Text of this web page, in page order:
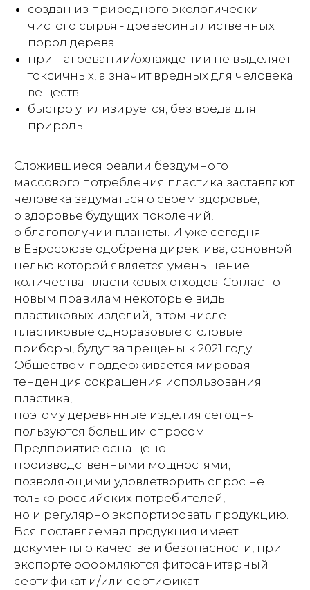
создан из природного экологически
чистого сырья - древесины лиственных
пород дерева
при нагревании/охлаждении не выделяет
токсичных, а значит вредных для человека
веществ
быстро утилизируется, без вреда для
природы
Сложившиеся реалии бездумного
массового потребления пластика заставляют
человека задуматься о своем здоровье,
о здоровье будущих поколений,
о благополучии планеты. И уже сегодня
в Евросоюзе одобрена директива, основной
целью которой является уменьшение
количества пластиковых отходов. Согласно
новым правилам некоторые виды
пластиковых изделий, в том числе
пластиковые одноразовые столовые
приборы, будут запрещены к 2021 году.
Обществом поддерживается мировая
тенденция сокращения использования
пластика,
поэтому деревянные изделия сегодня
пользуются большим спросом.
Предприятие оснащено
производственными мощностями,
позволяющими удовлетворить спрос не
только российских потребителей,
но и регулярно экспортировать продукцию.
Вся поставляемая продукция имеет
документы о качестве и безопасности, при
экспорте оформляются фитосанитарный
сертификат и/или сертификат